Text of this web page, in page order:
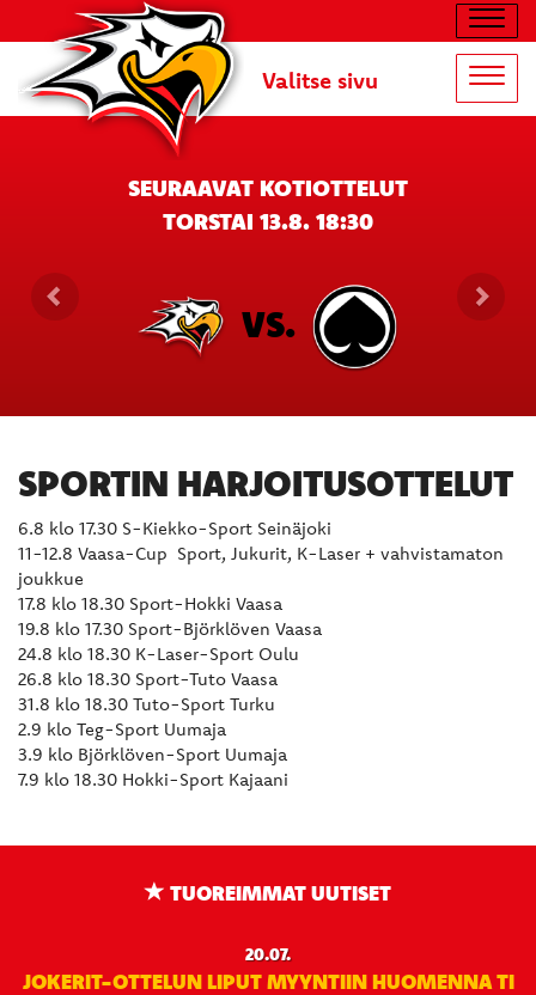
Valitse sivu
SEURAAVAT KOTIOTTELUT
TORSTAI 13.8. 18:30
VS.
SPORTIN HARJOITUSOTTELUT
6.8 klo 17.30 S-Kiekko-Sport Seinäjoki
11-12.8 Vaasa-Cup Sport, Jukurit, K-Laser + vahvistamaton
joukkue
17.8 klo 18.30 Sport-Hokki Vaasa
19.8 klo 17.30 Sport-Björklöven Vaasa
24.8 klo 18.30 K-Laser-Sport Oulu
26.8 klo 18.30 Sport-Tuto Vaasa
31.8 klo 18.30 Tuto-Sport Turku
2.9 klo Teg-Sport Uumaja
3.9 klo Björklöven-Sport Uumaja
7.9 klo 18.30 Hokki-Sport Kajaani
TUOREIMMAT UUTISET
20.07.
JOKERIT-OTTELUN LIPUT MYYNTIIN HUOMENNA TI